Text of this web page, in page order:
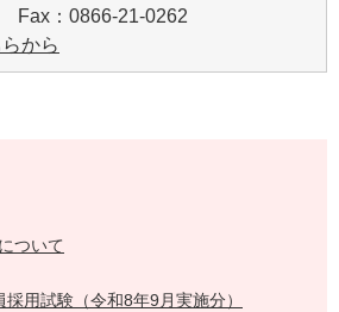
Fax：0866-21-0262
から
ついて
用試験（令和8年9月実施分）